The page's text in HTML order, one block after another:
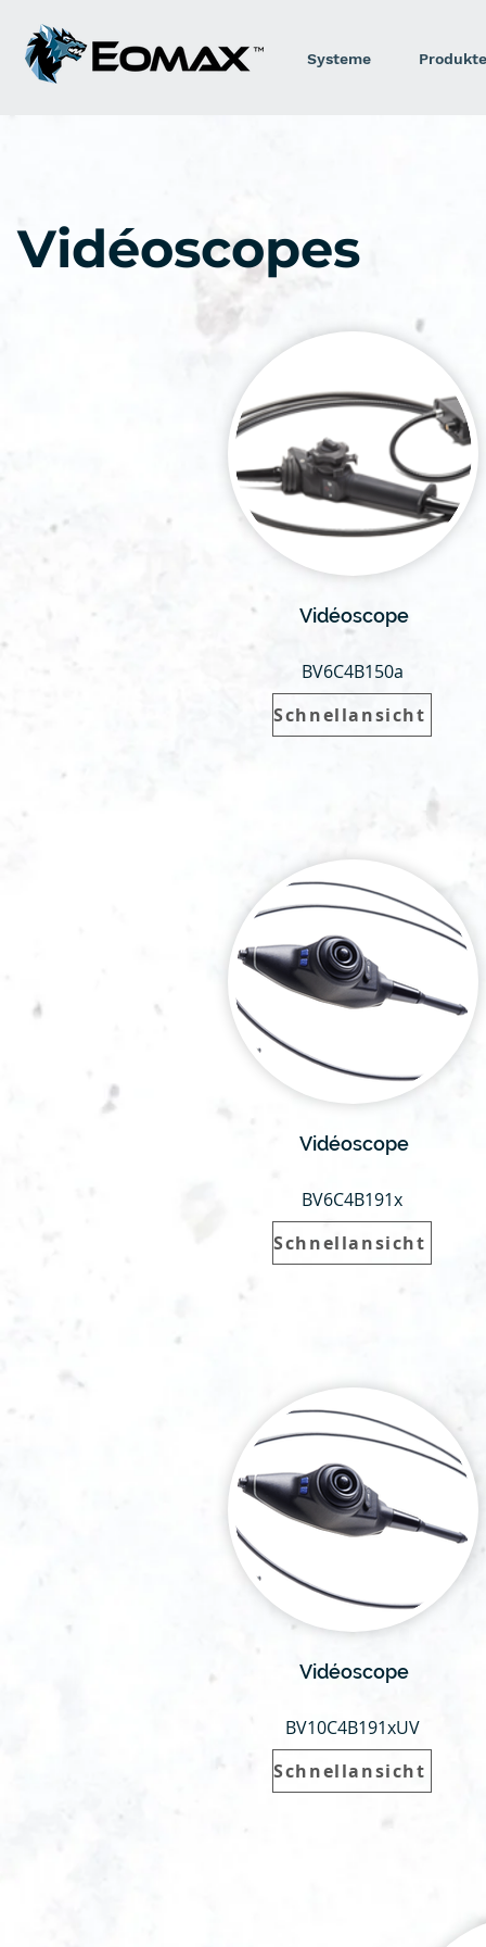
Systeme Produkte
Vidéoscopes
Vidéoscope
BV6C4B150a
Schnellansicht
Vidéoscope
BV6C4B191x
Schnellansicht
Vidéoscope
BV10C4B191xUV
Schnellansicht